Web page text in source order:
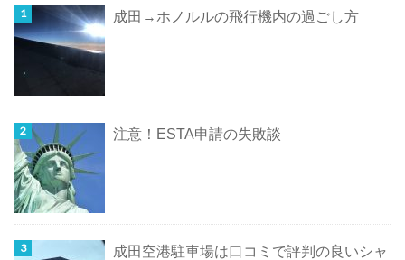
成田→ホノルルの飛行機内の過ごし方
注意！ESTA申請の失敗談
成田空港駐車場は口コミで評判の良いシャ